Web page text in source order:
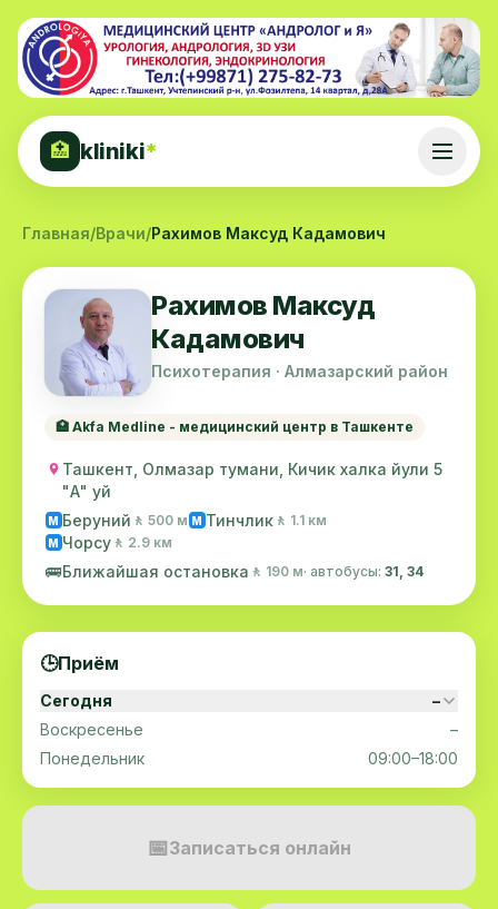
🏥 kliniki*
Главная/Врачи/Рахимов Максуд Кадамович
Рахимов Максуд
Кадамович
Психотерапия · Алмазарский район
🏥 Akfa Medline - медицинский центр в Ташкенте
Ташкент, Олмазар тумани, Кичик халка йули 5
"А" уй
M Беруний 🚶 500 м M Тинчлик 🚶 1.1 км
M Чорсу 🚶 2.9 км
🚌Ближайшая остановка 🚶 190 м· автобусы: 31, 34
🕒Приём
Сегодня
–
Воскресенье
–
Понедельник
09:00–18:00
📅Записаться онлайн